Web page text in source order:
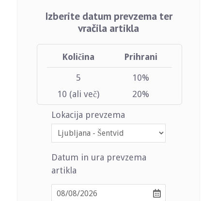
Izberite datum prevzema ter
vračila artikla
Količina Prihrani
5
10%
10 (ali več)
20%
Lokacija prevzema
Datum in ura prevzema
artikla